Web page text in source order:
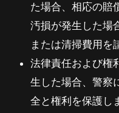
た場合、相応の賠
汚損が発生した場
または清掃費用を
法律責任および権
生した場合、警察
全と権利を保護し